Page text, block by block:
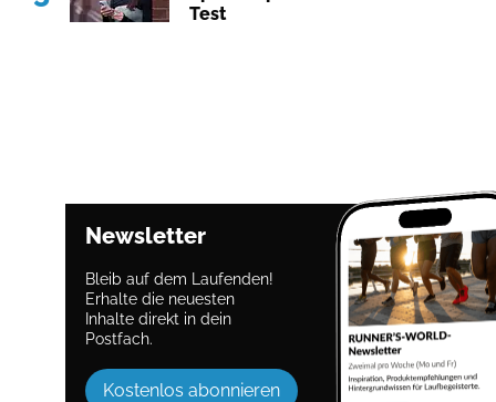
Test
Newsletter
Bleib auf dem Laufenden!
Erhalte die neuesten
Inhalte direkt in dein
Postfach.
Kostenlos abonnieren